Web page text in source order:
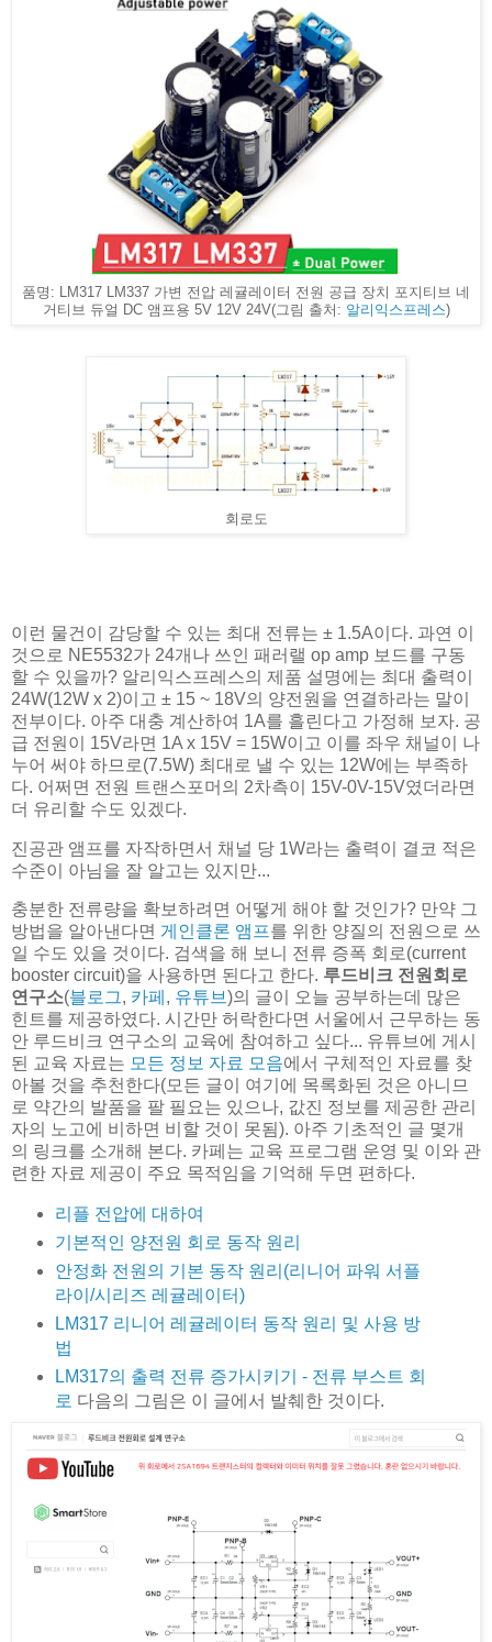
품명: LM317 LM337 가변 전압 레귤레이터 전원 공급 장치 포지티브 네
거티브 듀얼 DC 앰프용 5V 12V 24V(그림 출처: 알리익스프레스)
회로도
이런 물건이 감당할 수 있는 최대 전류는 ± 1.5A이다. 과연 이
것으로 NE5532가 24개나 쓰인 패러랠 op amp 보드를 구동
할 수 있을까? 알리익스프레스의 제품 설명에는 최대 출력이
24W(12W x 2)이고 ± 15 ~ 18V의 양전원을 연결하라는 말이
전부이다. 아주 대충 계산하여 1A를 흘린다고 가정해 보자. 공
급 전원이 15V라면 1A x 15V = 15W이고 이를 좌우 채널이 나
누어 써야 하므로(7.5W) 최대로 낼 수 있는 12W에는 부족하
다. 어쩌면 전원 트랜스포머의 2차측이 15V-0V-15V였더라면
더 유리할 수도 있겠다.
진공관 앰프를 자작하면서 채널 당 1W라는 출력이 결코 적은
수준이 아님을 잘 알고는 있지만...
충분한 전류량을 확보하려면 어떻게 해야 할 것인가? 만약 그
방법을 알아낸다면 게인클론 앰프를 위한 양질의 전원으로 쓰
일 수도 있을 것이다. 검색을 해 보니 전류 증폭 회로(current
booster circuit)을 사용하면 된다고 한다. 루드비크 전원회로
연구소(블로그, 카페 , 유튜브)의 글이 오늘 공부하는데 많은
힌트를 제공하였다. 시간만 허락한다면 서울에서 근무하는 동
안 루드비크 연구소의 교육에 참여하고 싶다... 유튜브에 게시
된 교육 자료는 모든 정보 자료 모음에서 구체적인 자료를 찾
아볼 것을 추천한다(모든 글이 여기에 목록화된 것은 아니므
로 약간의 발품을 팔 필요는 있으나, 값진 정보를 제공한 관리
자의 노고에 비하면 비할 것이 못됨). 아주 기초적인 글 몇개
의 링크를 소개해 본다. 카페는 교육 프로그램 운영 및 이와 관
련한 자료 제공이 주요 목적임을 기억해 두면 편하다.
리플 전압에 대하여
기본적인 양전원 회로 동작 원리
안정화 전원의 기본 동작 원리(리니어 파워 서플
라이/시리즈 레귤레이터)
LM317 리니어 레귤레이터 동작 원리 및 사용 방
법
LM317의 출력 전류 증가시키기 - 전류 부스트 회
로 다음의 그림은 이 글에서 발췌한 것이다.